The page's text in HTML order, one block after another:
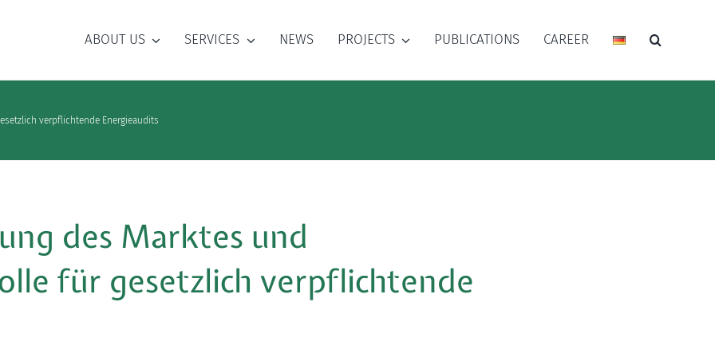
ABOUT US SERVICES NEWS PROJECTS PUBLICATIONS CAREER
verpflichtende Energieaudits
des Marktes und
für gesetzlich verpflichtende